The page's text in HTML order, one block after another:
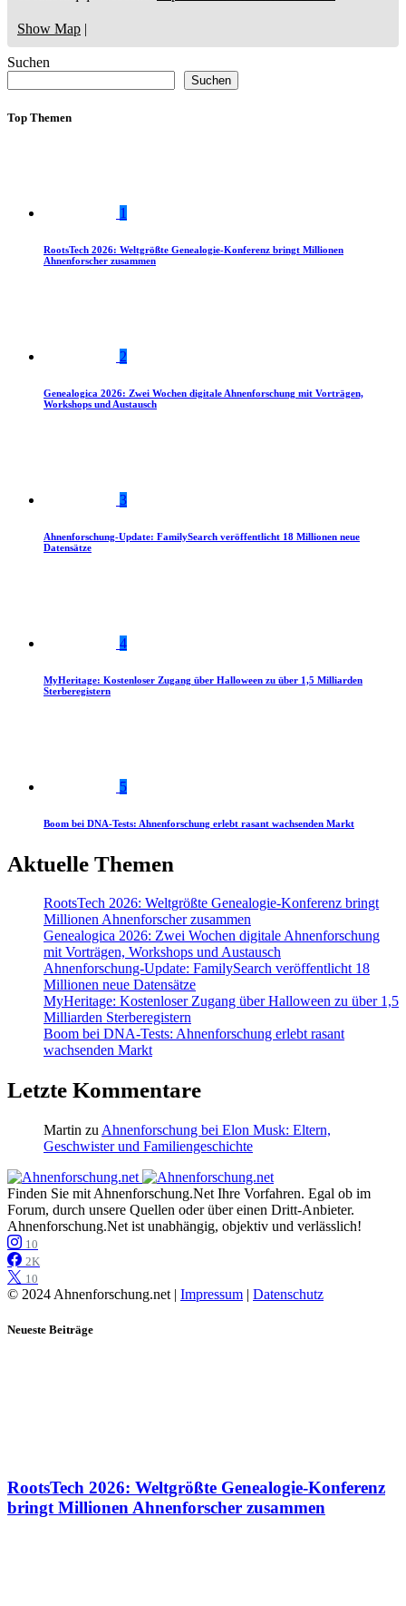
Show Map
Suchen
Suchen
Top Themen
1
RootsTech 2026: Weltgrößte Genealogie-Konferenz bringt Millionen
Ahnenforscher zusammen
2
Genealogica 2026: Zwei Wochen digitale Ahnenforschung mit Vorträgen,
Workshops und Austausch
3
Ahnenforschung-Update: FamilySearch veröffentlicht 18 Millionen neue
Datensätze
4
MyHeritage: Kostenloser Zugang über Halloween zu über 1,5 Milliarden
Sterberegistern
5
Boom bei DNA-Tests: Ahnenforschung erlebt rasant wachsenden Markt
Aktuelle Themen
RootsTech 2026: Weltgrößte Genealogie-Konferenz bringt
Millionen Ahnenforscher zusammen
Genealogica 2026: Zwei Wochen digitale Ahnenforschung
mit Vorträgen, Workshops und Austausch
Ahnenforschung-Update: FamilySearch veröffentlicht 18
Millionen neue Datensätze
MyHeritage: Kostenloser Zugang über Halloween zu über 1,5
Milliarden Sterberegistern
Boom bei DNA-Tests: Ahnenforschung erlebt rasant
wachsenden Markt
Letzte Kommentare
Martin zu Ahnenforschung bei Elon Musk: Eltern,
Geschwister und Familiengeschichte
Finden Sie mit Ahnenforschung.Net Ihre Vorfahren. Egal ob im
Forum, durch unsere Quellen oder über einen Dritt-Anbieter.
Ahnenforschung.Net ist unabhängig, objektiv und verlässlich!
10
2K
10
© 2024 Ahnenforschung.net | Impressum | Datenschutz
Neueste Beiträge
RootsTech 2026: Weltgrößte Genealogie-Konferenz
bringt Millionen Ahnenforscher zusammen